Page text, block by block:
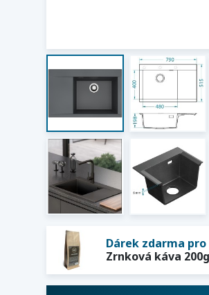
Dárek zdarma pro
Zrnková káva 200g